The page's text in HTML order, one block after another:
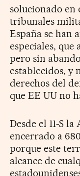
solucionado
tribunales
España se han
especiales, que
pero sin
establecidos, y
derechos del
que EE UU no
Desde el 11-S
encerrado a
porque este
alcance de